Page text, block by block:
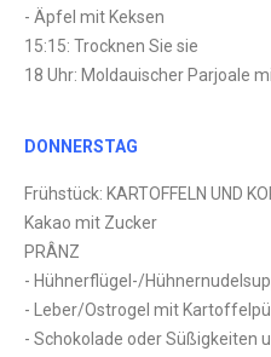
- Äpfel mit Keksen
15:15: Trocknen Sie sie
18 Uhr: Moldauischer Parjoale
DONNERSTAG
Frühstück: KARTOFFELN UND
Kakao mit Zucker
PRÂNZ
- Hühnerflügel-/
- Leber/Ostrogel mit
- Schokolade oder Süßigkeiten